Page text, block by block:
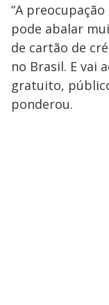
“A
pode abalar
de cartão de
no Brasil. E vai
gratuito,
ponderou.